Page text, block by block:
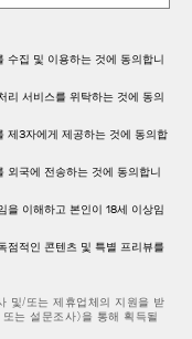
집 및 이용하는 것에 동의합니
서비스를 위탁하는 것에 동의
3자에게 제공하는 것에 동의합
국에 전송하는 것에 동의합니
을 이해하고 본인이 18세 이상임
적인 콘텐츠 및 특별 프리뷰를
및/또는 제휴업체의 지원을 받
는 설문조사)을 통해 획득될